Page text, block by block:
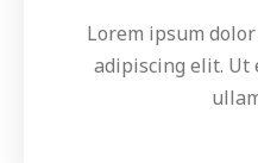
Lorem ipsum
adipiscing elit. Ut